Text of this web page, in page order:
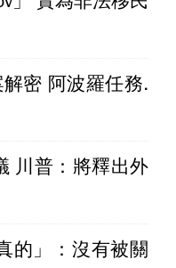
密 阿波羅任務.
川普：將釋出外
的」：沒有被關